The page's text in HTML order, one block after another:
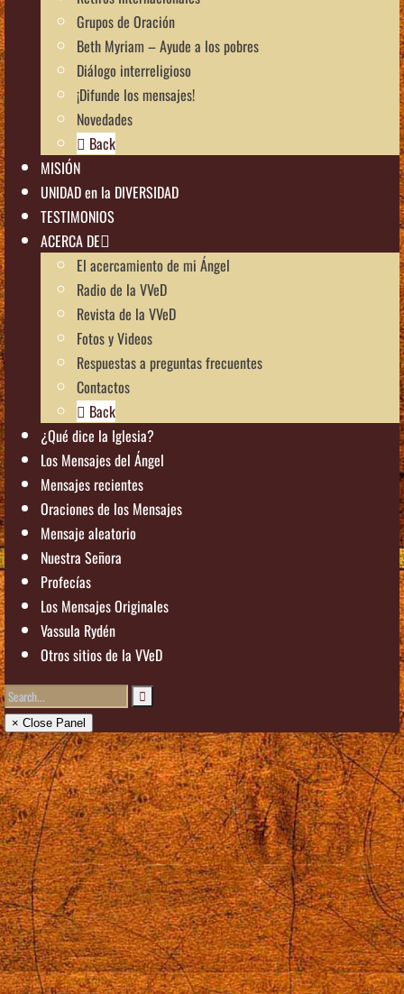
Grupos de Oración
Beth Myriam – Ayude a los pobres
Diálogo interreligioso
¡Difunde los mensajes!
Novedades
Back
MISIÓN
UNIDAD en la DIVERSIDAD
TESTIMONIOS
ACERCA DE
El acercamiento de mi Ángel
Radio de la VVeD
Revista de la VVeD
Fotos y Videos
Respuestas a preguntas frecuentes
Contactos
Back
¿Qué dice la Iglesia?
Los Mensajes del Ángel
Mensajes recientes
Oraciones de los Mensajes
Mensaje aleatorio
Nuestra Señora
Profecías
Los Mensajes Originales
Vassula Rydén
Otros sitios de la VVeD
× Close Panel